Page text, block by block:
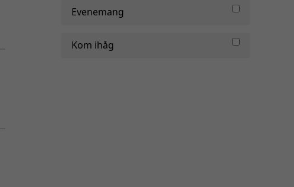
Evenemang
Kom ihåg